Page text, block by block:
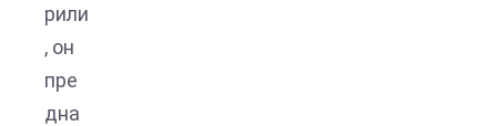
рили
, он
пре
дна